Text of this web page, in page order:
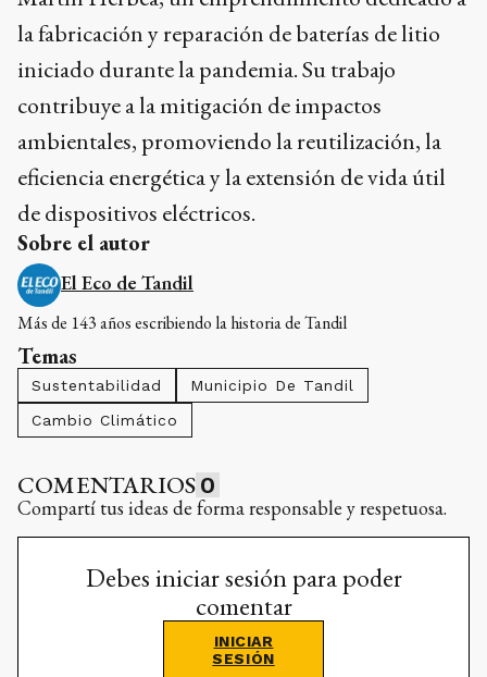
la fabricación y reparación de baterías de litio
iniciado durante la pandemia. Su trabajo
contribuye a la mitigación de impactos
ambientales, promoviendo la reutilización, la
eficiencia energética y la extensión de vida útil
de dispositivos eléctricos.
Sobre el autor
El Eco de Tandil
Más de 143 años escribiendo la historia de Tandil
Temas
Sustentabilidad
Municipio De Tandil
Cambio Climático
COMENTARIOS 0
Compartí tus ideas de forma responsable y respetuosa.
Debes iniciar sesión para poder
comentar
INICIAR
SESIÓN